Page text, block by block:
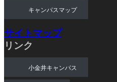
キャンパスマップ
サイトマップ
リンク
小金井キャンパス